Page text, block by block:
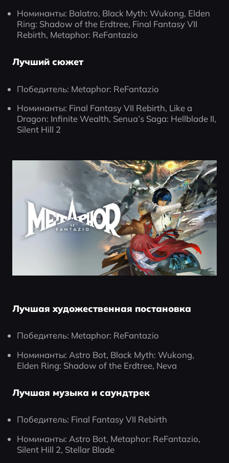
Номинанты: Balatro, Black Myth: Wukong, Elden
Ring: Shadow of the Erdtree, Final Fantasy VII
Rebirth, Metaphor: ReFantazio
Лучший сюжет
Победитель: Metaphor: ReFantazio
Номинанты: Final Fantasy VII Rebirth, Like a
Dragon: Infinite Wealth, Senua’s Saga: Hellblade II,
Silent Hill 2
Лучшая художественная постановка
Победитель: Metaphor: ReFantazio
Номинанты: Astro Bot, Black Myth: Wukong,
Elden Ring: Shadow of the Erdtree, Neva
Лучшая музыка и саундтрек
Победитель: Final Fantasy VII Rebirth
Номинанты: Astro Bot, Metaphor: ReFantazio,
Silent Hill 2, Stellar Blade